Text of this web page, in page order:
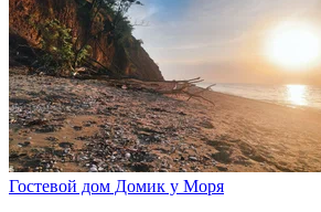
Гостевой дом Домик у Моря